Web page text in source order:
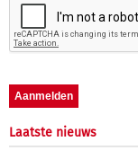
Laatste nieuws